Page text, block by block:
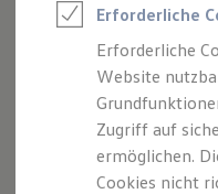
Leasing
Finanzierung
Autokredit
Versicherungen
Kfz-
Garantien
Impressum
Nutzung von
Erforderliche
Erforderliche
Website
Zugriff auf
ermöglichen.
Cookies nicht